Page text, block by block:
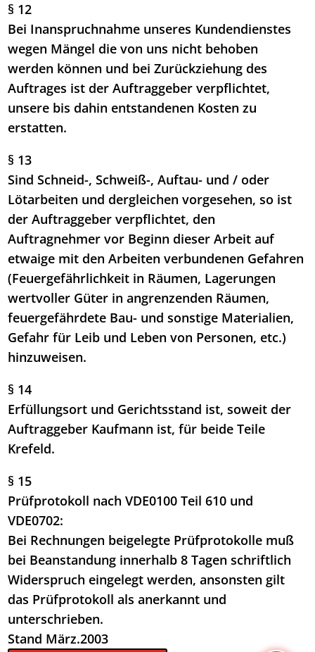
§ 12
Bei Inanspruchnahme unseres Kundendienstes
wegen Mängel die von uns nicht behoben
werden können und bei Zurückziehung des
Auftrages ist der Auftraggeber verpflichtet,
unsere bis dahin entstandenen Kosten zu
erstatten.
§ 13
Sind Schneid-, Schweiß-, Auftau- und / oder
Lötarbeiten und dergleichen vorgesehen, so ist
der Auftraggeber verpflichtet, den
Auftragnehmer vor Beginn dieser Arbeit auf
etwaige mit den Arbeiten verbundenen Gefahren
(Feuergefährlichkeit in Räumen, Lagerungen
wertvoller Güter in angrenzenden Räumen,
feuergefährdete Bau- und sonstige Materialien,
Gefahr für Leib und Leben von Personen, etc.)
hinzuweisen.
§ 14
Erfüllungsort und Gerichtsstand ist, soweit der
Auftraggeber Kaufmann ist, für beide Teile
Krefeld.
§ 15
Prüfprotokoll nach VDE0100 Teil 610 und
VDE0702:
Bei Rechnungen beigelegte Prüfprotokolle muß
bei Beanstandung innerhalb 8 Tagen schriftlich
Widerspruch eingelegt werden, ansonsten gilt
das Prüfprotokoll als anerkannt und
unterschrieben.
Stand März.2003